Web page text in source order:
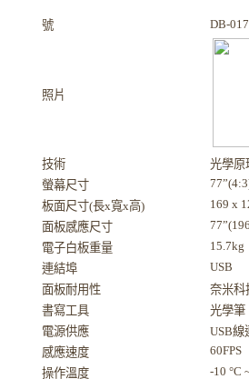
號 DB-
照片
技術
光學原
螢幕尺寸
板面尺寸(長x寬x高)
169 x
面板感應尺寸
電子白板重量
15.7kg
連結埠
USB
面板耐用性
奈米科
書寫工具
光學筆
電源供應
USB線
感應速度
60FPS
操作溫度
-10 °C